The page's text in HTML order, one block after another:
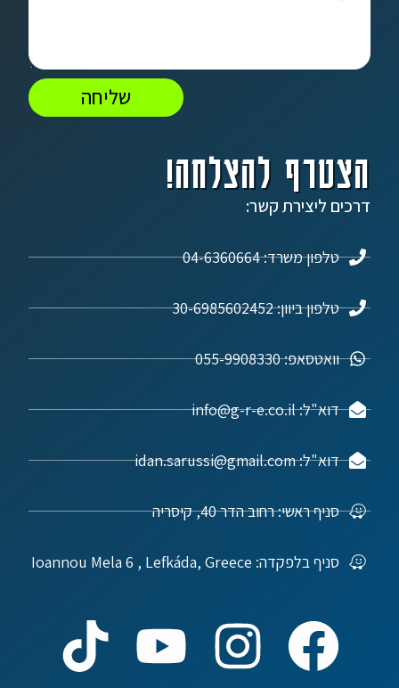
הצטרף להצלחה!
דרכים ליצירת קשר:
טלפון משרד: 04-6360664
טלפון ביוון: 30-6985602452
וואטסאפ: 055-9908330
דוא"ל: info@g-r-e.co.il
דוא"ל: idan.sarussi@gmail.com
סניף ראשי: רחוב הדר 40, קיסריה
סניף בלפקדה: Ioannou Mela 6 , Lefkáda, Greece
שליחה